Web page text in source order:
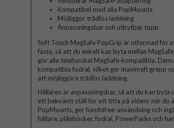
Kompatibel med alla PopMounts
Möjliggör trådlös laddning
Anpassningsbar och utbytbar topp
Soft Touch MagSafe PopGrip är utformad för
fäste, så att du enkelt kan byta mellan
gör alla telefonskal MagSafe-kompatibla.
kompatibla fodral, vilket ger maximalt grepp
att möjliggöra trådlös laddning.
Hållaren är anpassningsbar, så att du kan
ett bekvämt ställ för att titta på videor när du
PopMounts, ger handsfree-användning och
hållare, plånböcker, fodral, PowerPacks och